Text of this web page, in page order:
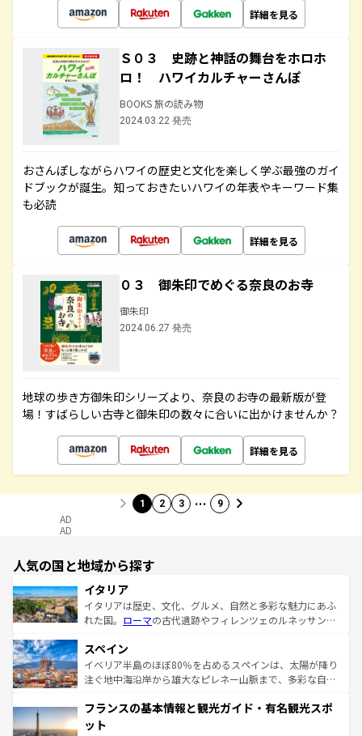
詳細を見る
Ｓ０３ 史跡と神話の舞台をホロホ
ロ！ ハワイカルチャーさんぽ
BOOKS 旅の読み物
2024.03.22 発売
おさんぽしながらハワイの歴史と文化を楽しく学ぶ最強のガイ
ドブックが誕生。知っておきたいハワイの年表やキーワード集
も必読
詳細を見る
０３ 御朱印でめぐる奈良のお寺
御朱印
2024.06.27 発売
地球の歩き方御朱印シリーズより、奈良のお寺の最新版が登
場！すばらしい古寺と御朱印の数々に合いに出かけませんか？
詳細を見る
1 2 3 … 9
AD
AD
人気の国と地域から探す
イタリア
イタリアは歴史、文化、グルメ、自然と多彩な魅力にあふ
れた国。 ローマの古代遺跡やフィレンツェのルネッサンス
ろん、トスカーナの美しい田園風景やアマルフィ海岸の絶
景など、自然景観も見逃せない。観光の合間には、本場の
ピザやパスタなど、絶品のイタリア料理を堪能することも
ませてくれるイタリアで、忘れられない旅をしてみよう！
なお、新着のイタリア情報は
スペイン
イベリア半島のほぼ80％を占めるスペインは、太陽が降り
注ぐ地中海沿岸から雄大なピレネー山脈まで、多彩な自然
文化が根付くこの国では、情熱的なフラメンコ、熱気あふ
れる闘牛、そして美味しいタパスが生活の一部となってい
フランスの基本情報と観光ガイド・有名観光スポ
ット